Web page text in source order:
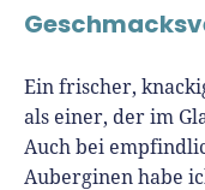
Ein frischer,
als einer, der im
Auch bei
Auberginen habe